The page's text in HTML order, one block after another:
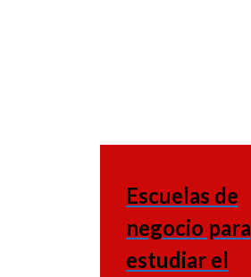
Escuelas de
negocio para
estudiar el